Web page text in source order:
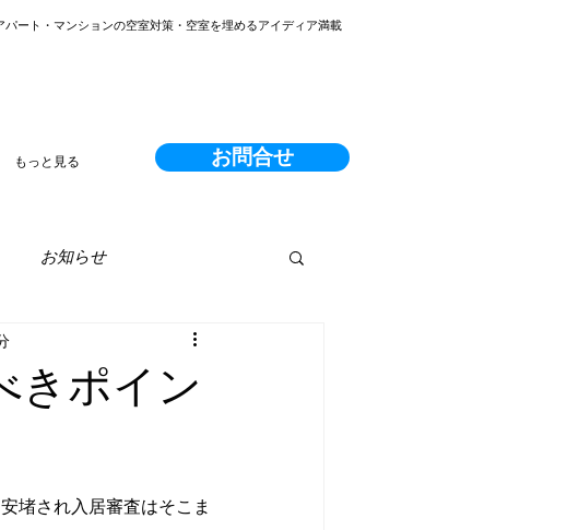
パート・マンションの空室対策・空室を埋めるアイディア満載
もっと見る お問合せ
お知らせ
きポイン
堵され入居審査はそこま